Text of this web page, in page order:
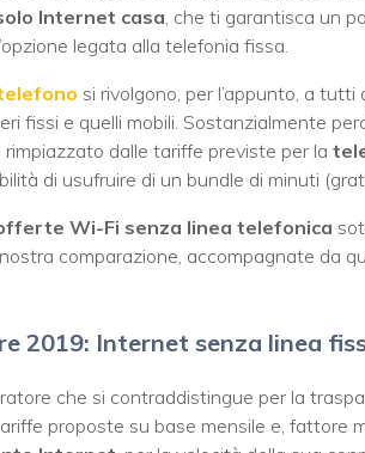
Internet casa, che ti garantisca un
legata alla telefonia fissa.
si rivolgono, per l’appunto, a
fissi e quelli mobili. Sostanzialmente
dalle tariffe previste per la
di usufruire di un bundle di minuti
Wi-Fi senza linea telefonica
comparazione, accompagnate da
2019: Internet senza linea
che si contraddistingue per la
proposte su base mensile e, fattore